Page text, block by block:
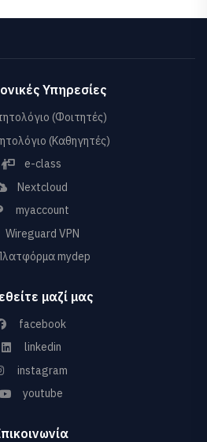
Υπηρεσίες
(Φοιτητές)
(Καθηγητές)
e-class
Nextcloud
myaccount
Wireguard VPN
mydep
μαζί μας
facebook
linkedin
instagram
youtube